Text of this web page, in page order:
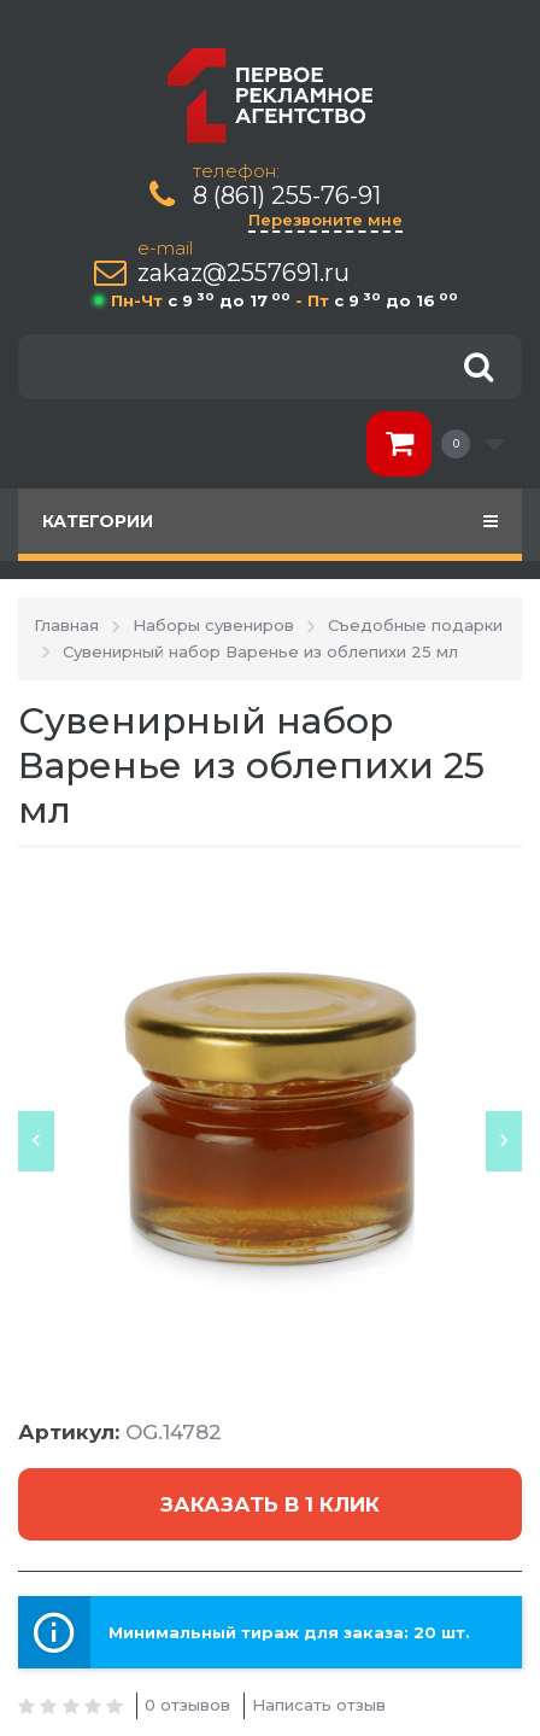
телефон:
8 (861) 255-76-91
Перезвоните мне
e-mail
zakaz@2557691.ru
Пн-Чт c 9 30 до 17 00 - Пт c 9 30 до 16 00
0
КАТЕГОРИИ
Главная Наборы сувениров
Съедобные подарки
Сувенирный набор Варенье из облепихи 25 мл
Сувенирный набор
Варенье из облепихи 25
мл
Артикул: OG.14782
ЗАКАЗАТЬ В 1 КЛИК
Минимальный тираж для заказа: 20 шт.
0 отзывов Написать отзыв